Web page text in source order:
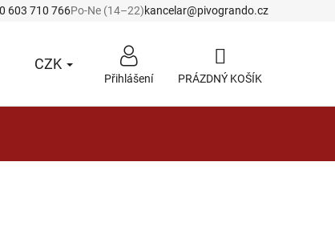
603 710 766Po-Ne (14–22)kancelar@pivogrando.cz
CZK
Přihlášení NÁKUPNÍ
PRÁZDNÝ KOŠÍK